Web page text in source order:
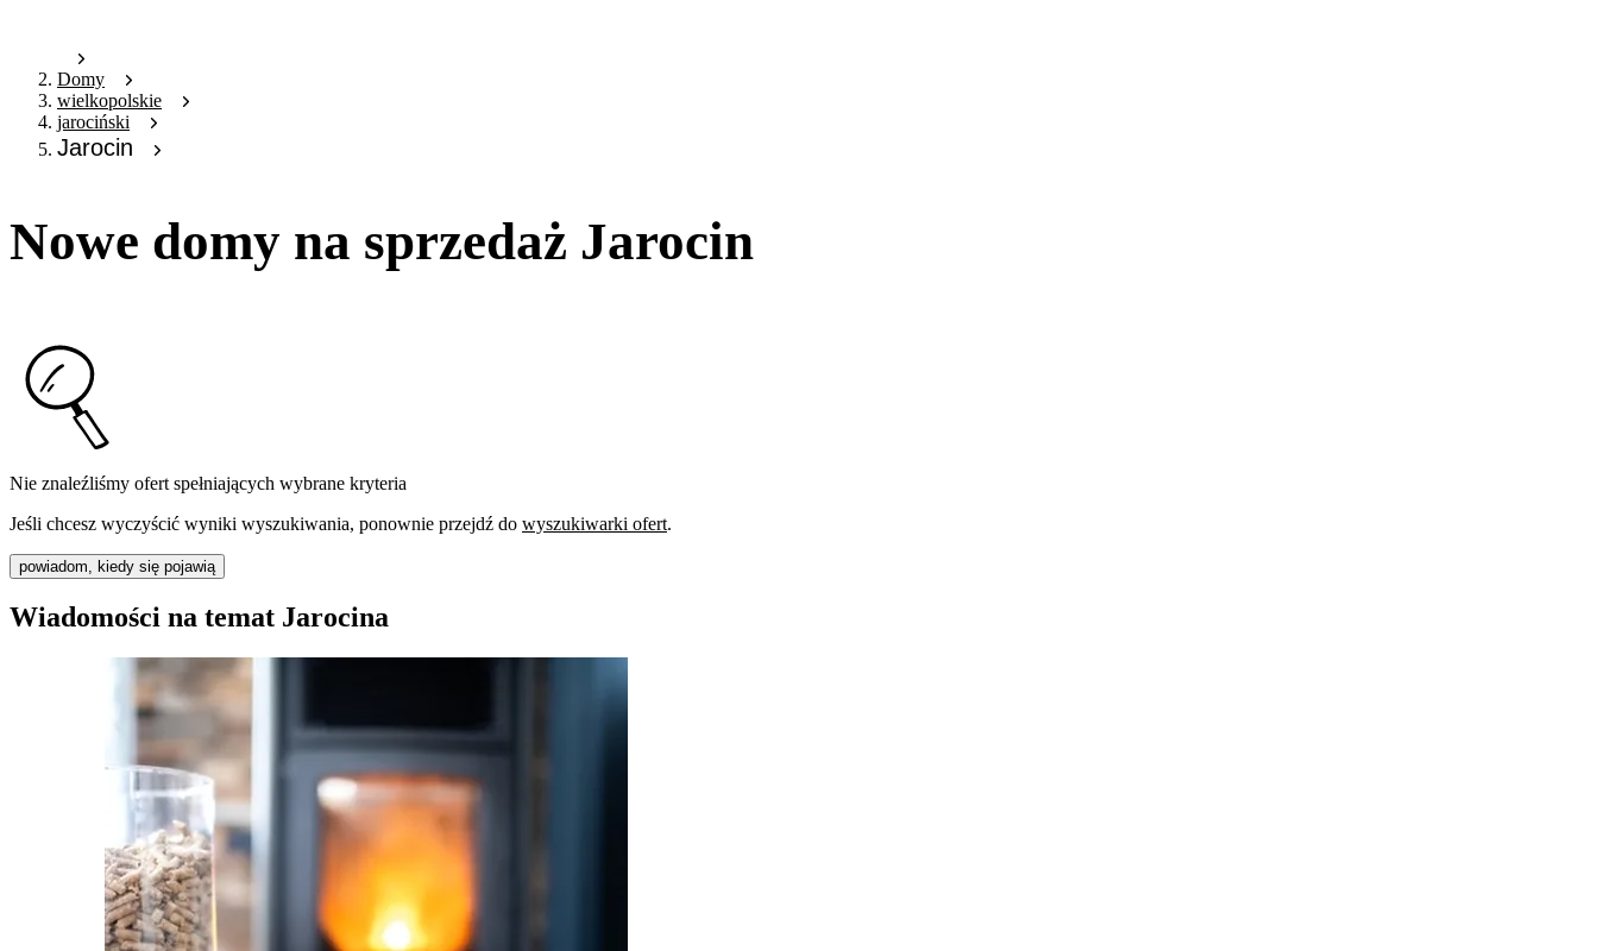
Domy
wielkopolskie
jarociński
Jarocin
Nowe domy na sprzedaż Jarocin
Nie znaleźliśmy ofert spełniających wybrane kryteria
Jeśli chcesz wyczyścić wyniki wyszukiwania, ponownie przejdź do wyszukiwarki ofert.
powiadom, kiedy się pojawią
Wiadomości na temat Jarocina